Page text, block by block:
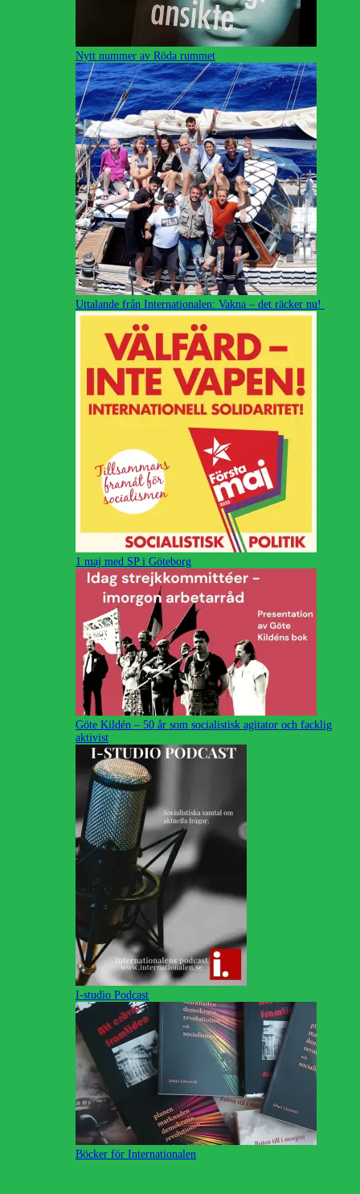
Nytt nummer av Röda rummet
Uttalande från Internationalen: Vakna – det räcker nu!
1 maj med SP i Göteborg
Göte Kildén – 50 år som socialistisk agitator och facklig
aktivist
I-studio Podcast
Böcker för Internationalen